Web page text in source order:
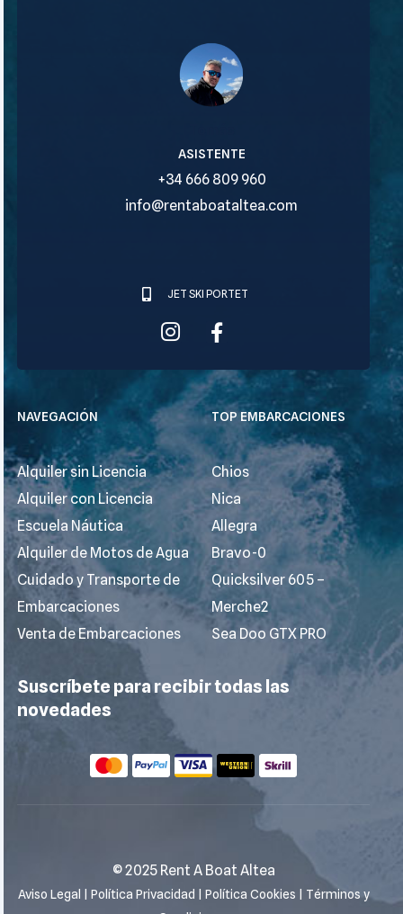
ASISTENTE
+34 666 809 960
info@rentaboataltea.com
JET SKI PORTET
NAVEGACIÓN
Alquiler sin Licencia
Alquiler con Licencia
Escuela Náutica
Alquiler de Motos de Agua
Cuidado y Transporte de
Embarcaciones
Venta de Embarcaciones
TOP EMBARCACIONES
Chios
Nica
Allegra
Bravo-0
Quicksilver 605 –
Merche2
Sea Doo GTX PRO
Suscríbete para recibir todas las
novedades
© 2025 Rent A Boat Altea
Aviso Legal Política Privacidad Política Cookies
Términos y